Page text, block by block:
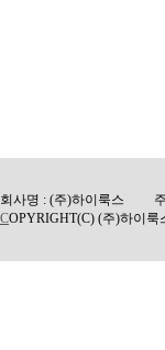
회사명 : (주)하이룩스 주
COPYRIGHT(C) (주)하이룩